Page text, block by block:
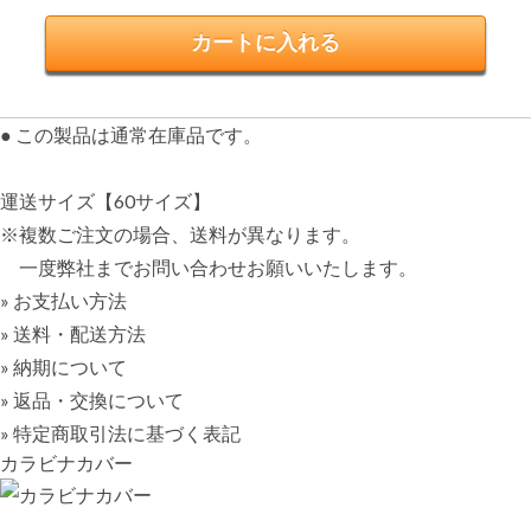
● この製品は通常在庫品です。
運送サイズ【60サイズ】
※複数ご注文の場合、送料が異なります。
一度弊社までお問い合わせお願いいたします。
» お支払い方法
» 送料・配送方法
» 納期について
» 返品・交換について
» 特定商取引法に基づく表記
カラビナカバー